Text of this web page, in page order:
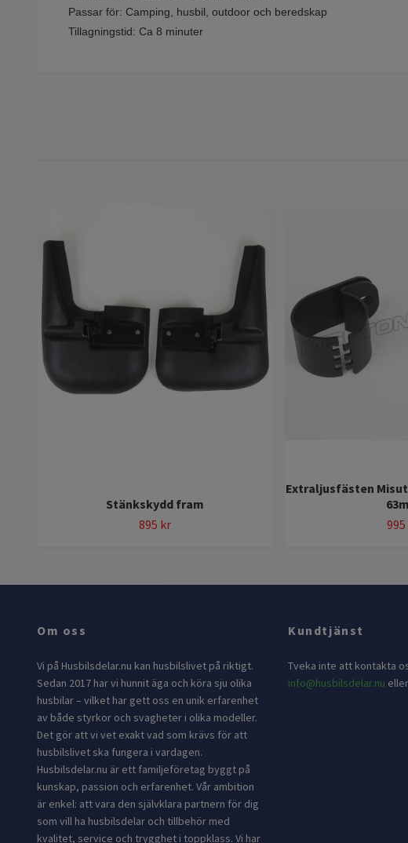
Passar för: Camping, husbil, outdoor och beredskap
Tillagningstid: Ca 8 minuter
Stänkskydd fram
895 kr
Extraljusfästen
Om oss
Vi på Husbilsdelar.nu kan husbilslivet på riktigt.
Sedan 2017 har vi hunnit äga och köra sju olika
husbilar – vilket har gett oss en unik erfarenhet
av både styrkor och svagheter i olika modeller.
Det gör att vi vet exakt vad som krävs för att
husbilslivet ska fungera i vardagen.
Husbilsdelar.nu är ett familjeföretag byggt på
kunskap, passion och erfarenhet. Vår ambition
är enkel: att vara den självklara partnern för dig
som vill ha husbilsdelar och tillbehör med
kvalitet, service och trygghet i toppklass. Vi har
Kundtjänst
Tveka inte att kontakta
info@husbilsdelar.nu